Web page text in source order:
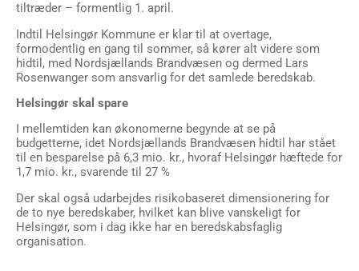
tiltræder – formentlig 1. april.
Indtil Helsingør Kommune er klar til at overtage,
formodentlig en gang til sommer, så kører alt videre som
hidtil, med Nordsjællands Brandvæsen og dermed Lars
Rosenwanger som ansvarlig for det samlede beredskab.
Helsingør skal spare
I mellemtiden kan økonomerne begynde at se på
budgetterne, idet Nordsjællands Brandvæsen hidtil har stået
til en besparelse på 6,3 mio. kr., hvoraf Helsingør hæftede for
1,7 mio. kr., svarende til 27 %
Der skal også udarbejdes risikobaseret dimensionering for
de to nye beredskaber, hvilket kan blive vanskeligt for
Helsingør, som i dag ikke har en beredskabsfaglig
organisation.